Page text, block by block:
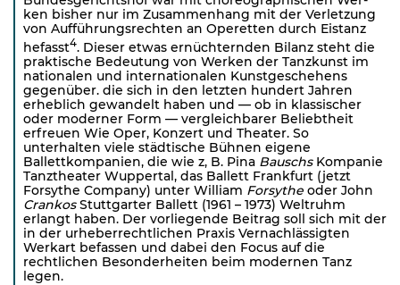
ken bisher nur im Zusammenhang mit der Verletzung
von Aufführungsrechten an Operetten durch Eistanz
hefasst4. Dieser etwas ernüchternden Bilanz steht die
praktische Bedeutung von Werken der Tanzkunst im
nationalen und internationalen Kunstgeschehens
gegenüber. die sich in den letzten hundert Jahren
erheb­lich gewandelt haben und — ob in klassischer
oder moderner Form — vergleichbarer Beliebtheit
erfreuen Wie Oper, Konzert und Theater. So
unterhalten viele städtische Bühnen eigene
Ballettkompanien, die wie z, B. Pina Bauschs Kompanie
Tanztheater Wuppertal, das Ballett Frankfurt (jetzt
Forsythe Company) unter William Forsythe oder John
CrankosStuttgarter Ballett (1961 – 1973) Weltruhm
erlangt haben. Der vorliegende Beitrag soll sich mit der
in der urheberrechtlichen Praxis Vernachlässigten
Werkart befassen und dabei den Focus auf die
rechtlichen Besonderheiten beim modernen Tanz
legen.